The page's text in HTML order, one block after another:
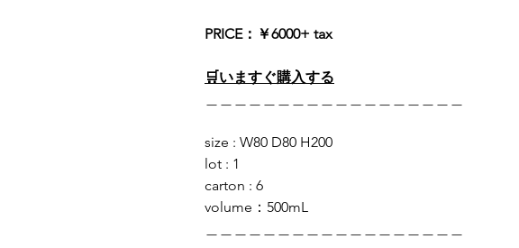
PRICE：￥6000+ tax
🛒いますぐ購入する
size : W80 D80 H200
lot : 1
carton : 6
volume：500mL